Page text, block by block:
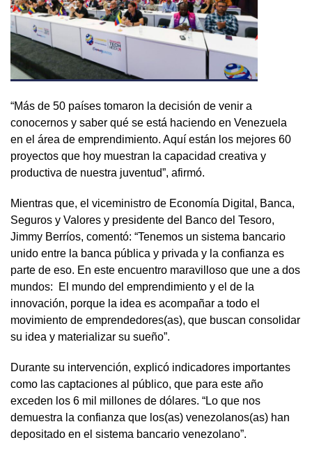
“Más de 50 países tomaron la decisión de venir a
conocernos y saber qué se está haciendo en Venezuela
en el área de emprendimiento. Aquí están los mejores 60
proyectos que hoy muestran la capacidad creativa y
productiva de nuestra juventud”, afirmó.
Mientras que, el viceministro de Economía Digital, Banca,
Seguros y Valores y presidente del Banco del Tesoro,
Jimmy Berríos, comentó: “Tenemos un sistema bancario
unido entre la banca pública y privada y la confianza es
parte de eso. En este encuentro maravilloso que une a dos
mundos: El mundo del emprendimiento y el de la
innovación, porque la idea es acompañar a todo el
movimiento de emprendedores(as), que buscan consolidar
su idea y materializar su sueño”.
Durante su intervención, explicó indicadores importantes
como las captaciones al público, que para este año
exceden los 6 mil millones de dólares. “Lo que nos
demuestra la confianza que los(as) venezolanos(as) han
depositado en el sistema bancario venezolano”.